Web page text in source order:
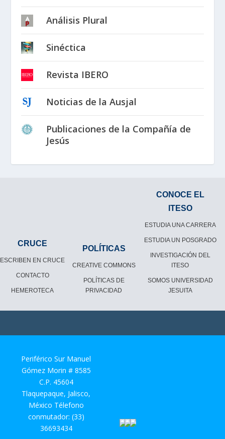
Análisis Plural
Sinéctica
Revista IBERO
Noticias de la Ausjal
Publicaciones de la Compañía de
Jesús
CRUCE
ESCRIBEN EN CRUCE
CONTACTO
HEMEROTECA
POLÍTICAS
CREATIVE COMMONS
POLÍTICAS DE
PRIVACIDAD
CONOCE EL
ITESO
ESTUDIA UNA CARRERA
ESTUDIA UN POSGRADO
INVESTIGACIÓN DEL
ITESO
SOMOS UNIVERSIDAD
JESUITA
Periférico Sur Manuel
Gómez Morin # 8585
C.P. 45604
Tlaquepaque, Jalisco,
México Télefono
conmutador: (33)
36693434